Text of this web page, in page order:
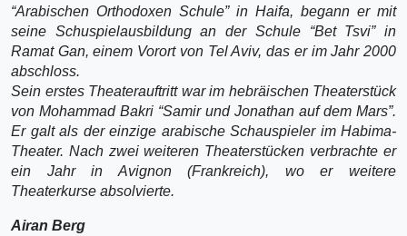
“Arabischen Orthodoxen Schule” in Haifa, begann er mit
seine Schuspielausbildung an der Schule “Bet Tsvi” in
Ramat Gan, einem Vorort von Tel Aviv, das er im Jahr 2000
abschloss.
Sein erstes Theaterauftritt war im hebräischen Theaterstück
von Mohammad Bakri “Samir und Jonathan auf dem Mars”.
Er galt als der einzige arabische Schauspieler im Habima-
Theater. Nach zwei weiteren Theaterstücken verbrachte er
ein Jahr in Avignon (Frankreich), wo er weitere
Theaterkurse absolvierte.
Airan Berg